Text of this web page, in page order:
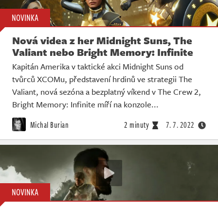
NOVINKA
Nová videa z her Midnight Suns, The
Valiant nebo Bright Memory: Infinite
Kapitán Amerika v taktické akci Midnight Suns od
tvůrců XCOMu, představení hrdinů ve strategii The
Valiant, nová sezóna a bezplatný víkend v The Crew 2,
Bright Memory: Infinite míří na konzole...
Michal Burian 2 minuty 7. 7. 2022
NOVINKA